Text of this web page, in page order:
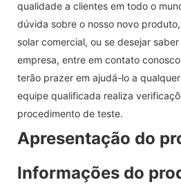
qualidade a clientes em todo o
dúvida sobre o nosso novo
solar comercial, ou se desejar
empresa, entre em contato
terão prazer em ajudá-lo a
equipe qualificada realiza
procedimento de teste.
Apresentação do
Informações do